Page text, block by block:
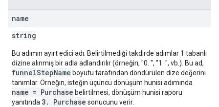
name
string
Bu adımın ayırt edici adı. Belirtilmediği takdirde adımlar 1 tabanlı
dizine alınmış bir adla adlandırılır (örneğin, "0. ", "1. ", vb.). Bu ad,
funnelStepName boyutu tarafından döndürülen dize değerini
tanımlar. Örneğin, isteğin üçüncü dönüşüm hunisi adımında
name = Purchase belirtilmesi, dönüşüm hunisi raporu
yanıtında 3. Purchase sonucunu verir.